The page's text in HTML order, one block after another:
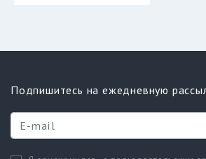
Подпишитесь на ежедневную